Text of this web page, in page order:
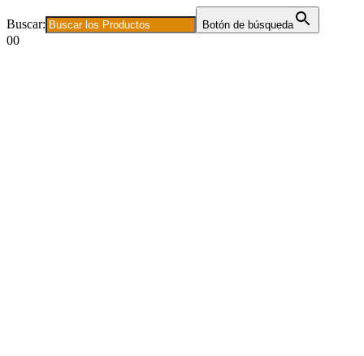
Buscar: Botón de búsqueda
00